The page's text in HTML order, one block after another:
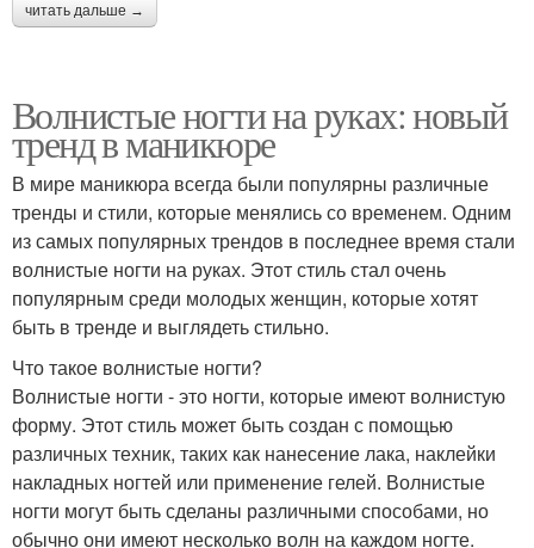
читать дальше →
Волнистые ногти на руках: новый
тренд в маникюре
В мире маникюра всегда были популярны различные
тренды и стили, которые менялись со временем. Одним
из самых популярных трендов в последнее время стали
волнистые ногти на руках. Этот стиль стал очень
популярным среди молодых женщин, которые хотят
быть в тренде и выглядеть стильно.
Что такое волнистые ногти?
Волнистые ногти - это ногти, которые имеют волнистую
форму. Этот стиль может быть создан с помощью
различных техник, таких как нанесение лака, наклейки
накладных ногтей или применение гелей. Волнистые
ногти могут быть сделаны различными способами, но
обычно они имеют несколько волн на каждом ногте.